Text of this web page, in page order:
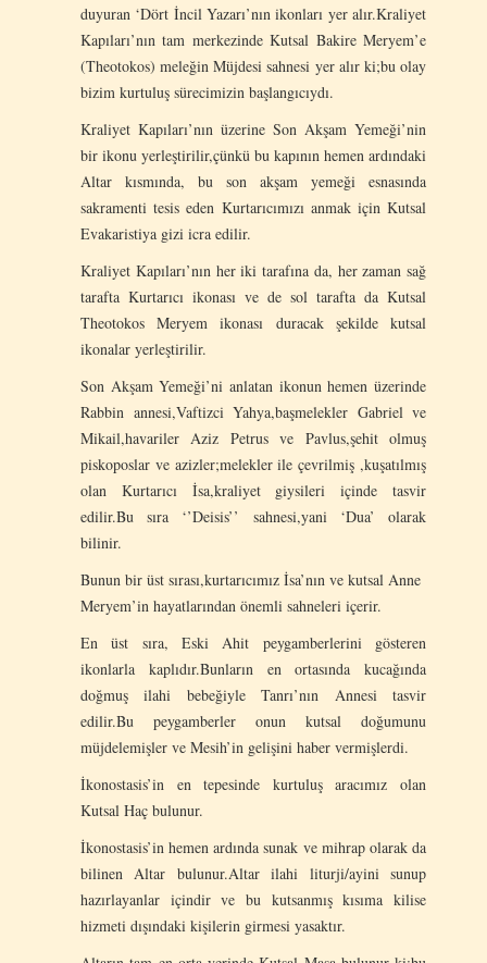
duyuran ‘Dört İncil Yazarı’nın ikonları yer alır.Kraliyet
Kapıları’nın tam merkezinde Kutsal Bakire Meryem’e
(Theotokos) meleğin Müjdesi sahnesi yer alır ki;bu olay
bizim kurtuluş sürecimizin başlangıcıydı.
Kraliyet Kapıları’nın üzerine Son Akşam Yemeği’nin
bir ikonu yerleştirilir,çünkü bu kapının hemen ardındaki
Altar kısmında, bu son akşam yemeği esnasında
sakramenti tesis eden Kurtarıcımızı anmak için Kutsal
Evakaristiya gizi icra edilir.
Kraliyet Kapıları’nın her iki tarafına da, her zaman sağ
tarafta Kurtarıcı ikonası ve de sol tarafta da Kutsal
Theotokos Meryem ikonası duracak şekilde kutsal
ikonalar yerleştirilir.
Son Akşam Yemeği’ni anlatan ikonun hemen üzerinde
Rabbin annesi,Vaftizci Yahya,başmelekler Gabriel ve
Mikail,havariler Aziz Petrus ve Pavlus,şehit olmuş
piskoposlar ve azizler;melekler ile çevrilmiş ,kuşatılmış
olan Kurtarıcı İsa,kraliyet giysileri içinde tasvir
edilir.Bu sıra ‘’Deisis’’ sahnesi,yani ‘Dua’ olarak
bilinir.
Bunun bir üst sırası,kurtarıcımız İsa’nın ve kutsal Anne
Meryem’in hayatlarından önemli sahneleri içerir.
En üst sıra, Eski Ahit peygamberlerini gösteren
ikonlarla kaplıdır.Bunların en ortasında kucağında
doğmuş ilahi bebeğiyle Tanrı’nın Annesi tasvir
edilir.Bu peygamberler onun kutsal doğumunu
müjdelemişler ve Mesih’in gelişini haber vermişlerdi.
İkonostasis’in en tepesinde kurtuluş aracımız olan
Kutsal Haç bulunur.
İkonostasis’in hemen ardında sunak ve mihrap olarak da
bilinen Altar bulunur.Altar ilahi liturji/ayini sunup
hazırlayanlar içindir ve bu kutsanmış kısıma kilise
hizmeti dışındaki kişilerin girmesi yasaktır.